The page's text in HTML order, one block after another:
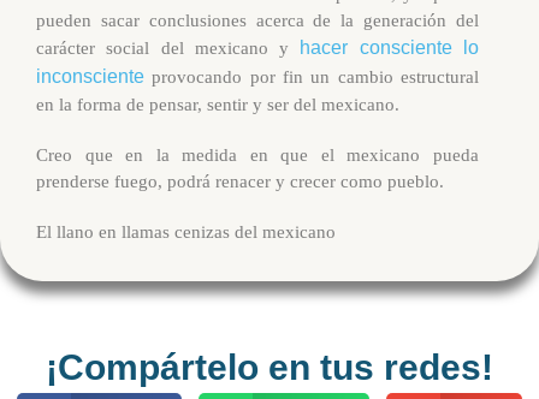
pueden sacar conclusiones acerca de la generación del
carácter social del mexicano y hacer consciente lo
inconsciente provocando por fin un cambio estructural
en la forma de pensar, sentir y ser del mexicano.
Creo que en la medida en que el mexicano pueda
prenderse fuego, podrá renacer y crecer como pueblo.
El llano en llamas cenizas del mexicano
¡Compártelo en tus redes!